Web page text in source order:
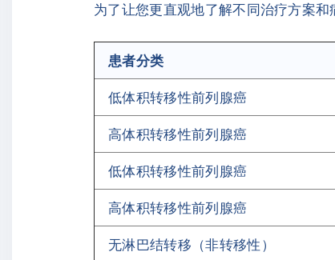
为了让您更直观地了解不同治疗方案
患者分类
低体积转移性前列腺癌
高体积转移性前列腺癌
低体积转移性前列腺癌
高体积转移性前列腺癌
无淋巴结转移（非转移性）